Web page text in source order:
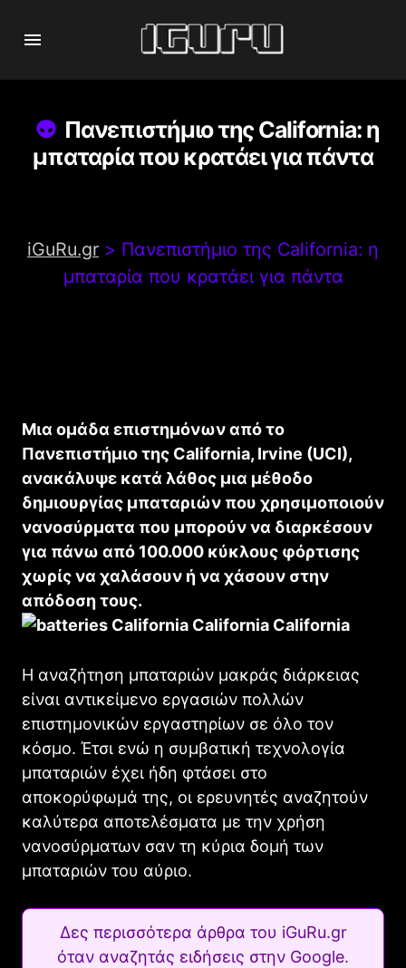
Πανεπιστήμιο της California: η
μπαταρία που κρατάει για πάντα
iGuRu.gr > Πανεπιστήμιο της California: η
μπαταρία που κρατάει για πάντα
Μια ομάδα επιστημόνων από το
Πανεπιστήμιο της California, Irvine (UCI),
ανακάλυψε κατά λάθος μια μέθοδο
δημιουργίας μπαταριών που χρησιμοποιούν
νανοσύρματα που μπορούν να διαρκέσουν
για πάνω από 100.000 κύκλους φόρτισης
χωρίς να χαλάσουν ή να χάσουν στην
απόδοση τους.
Η αναζήτηση μπαταριών μακράς διάρκειας
είναι αντικείμενο εργασιών πολλών
επιστημονικών εργαστηρίων σε όλο τον
κόσμο. Έτσι ενώ η συμβατική τεχνολογία
μπαταριών έχει ήδη φτάσει στο
αποκορύφωμά της, οι ερευνητές αναζητούν
καλύτερα αποτελέσματα με την χρήση
νανοσύρματων σαν τη κύρια δομή των
μπαταριών του αύριο.
Δες περισσότερα άρθρα του iGuRu.gr
όταν αναζητάς ειδήσεις στην Google.